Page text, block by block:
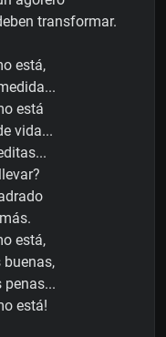
transformar.
está,
está
vida...
está,
está!